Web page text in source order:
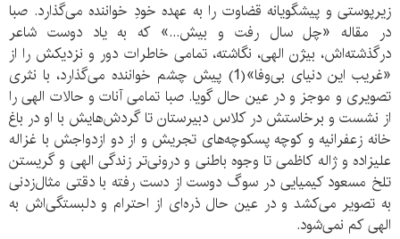
زیرپوستی و پیشگویانه قضاوت را به عهده‌ خودِ خواننده می‌گذارد. صبا
در مقاله‌ «چل سال رفت و بیش...» که به یاد دوست شاعر
درگذشته‌اش، بیژن الهی، نگاشته، تمامی خاطرات دور و نزدیکش را از
«غریب این دنیای بی‌وفا»(1) پیش چشم خواننده می‌گذارد، با نثری
تصویری و موجز و در عین حال گویا. صبا تمامی آنات و حالات الهی را
از نشست و برخاستش در کلاس دبیرستان تا گردش‌هایش با او در باغ
خانه زعفرانیه و کوچه پسکوچه‌های تجریش و از دو ازدواجش با غزاله
علیزاده و ژاله کاظمی تا وجوه باطنی و درونی‌تر زندگی الهی و گریستن
تلخ مسعود کیمیایی در سوگ دوست از دست رفته با دقتی مثال‌زدنی
به تصویر می‌کشد و در عین حال ذره‌ای از احترام و دلبستگی‌اش به
الهی کم نمی‌شود.